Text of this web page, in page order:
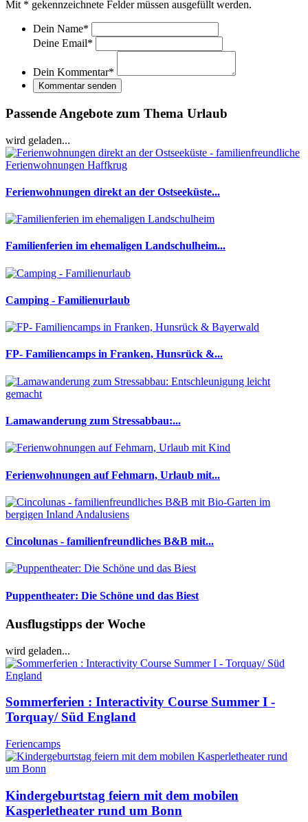
Mit * gekennzeichnete Felder müssen ausgefüllt werden.
Dein Name*
Deine Email*
Dein Kommentar*
Kommentar senden
Passende Angebote zum Thema Urlaub
wird geladen...
Ferienwohnungen direkt an der Ostseeküste...
Familienferien im ehemaligen Landschulheim...
Camping - Familienurlaub
FP- Familiencamps in Franken, Hunsrück &...
Lamawanderung zum Stressabbau:...
Ferienwohnungen auf Fehmarn, Urlaub mit...
Cincolunas - familienfreundliches B&B mit...
Puppentheater: Die Schöne und das Biest
Ausflugstipps der Woche
wird geladen...
Sommerferien : Interactivity Course Summer I -
Torquay/ Süd England
Feriencamps
Kindergeburtstag feiern mit dem mobilen
Kasperletheater rund um Bonn